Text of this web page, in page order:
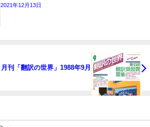
2021年12月13日
月刊「翻訳の世界」1988年9月